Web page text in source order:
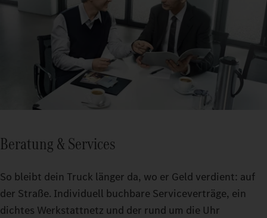
Beratung & Services
So bleibt dein Truck länger da, wo er Geld verdient: auf
der Straße. Individuell buchbare Serviceverträge, ein
dichtes Werkstattnetz und der rund um die Uhr